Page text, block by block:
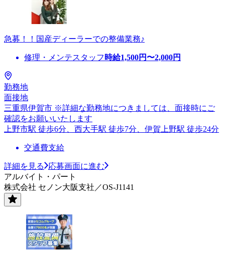
急募！！国産ディーラーでの整備業務♪
修理・メンテスタッフ 時給1,500円〜2,000円
勤務地
面接地
三重県伊賀市 ※詳細な勤務地につきましては、面接時にご
確認をお願いいたします
上野市駅 徒歩6分、西大手駅 徒歩7分、伊賀上野駅 徒歩24分
交通費支給
詳細を見る
応募画面に進む
アルバイト・パート
株式会社 セノン大阪支社／OS-J1141